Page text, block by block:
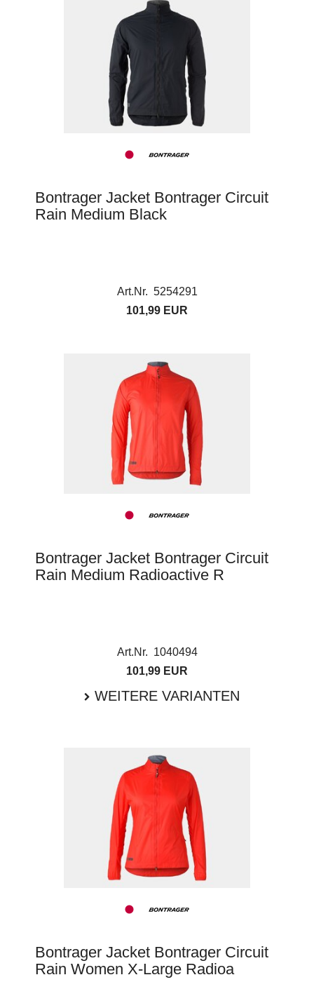
Bontrager Jacket Bontrager Circuit
Rain Medium Black
Art.Nr. 5254291
101,99 EUR
Bontrager Jacket Bontrager Circuit
Rain Medium Radioactive R
Art.Nr. 1040494
101,99 EUR
WEITERE VARIANTEN
Bontrager Jacket Bontrager Circuit
Rain Women X-Large Radioa